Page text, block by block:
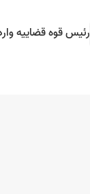
رئیس قوه قضاییه